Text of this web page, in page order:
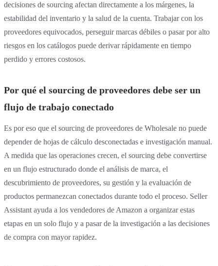
decisiones de sourcing afectan directamente a los márgenes, la
estabilidad del inventario y la salud de la cuenta. Trabajar con los
proveedores equivocados, perseguir marcas débiles o pasar por alto
riesgos en los catálogos puede derivar rápidamente en tiempo
perdido y errores costosos.
Por qué el sourcing de proveedores debe ser un
flujo de trabajo conectado
Es por eso que el sourcing de proveedores de Wholesale no puede
depender de hojas de cálculo desconectadas e investigación manual.
A medida que las operaciones crecen, el sourcing debe convertirse
en un flujo estructurado donde el análisis de marca, el
descubrimiento de proveedores, su gestión y la evaluación de
productos permanezcan conectados durante todo el proceso. Seller
Assistant ayuda a los vendedores de Amazon a organizar estas
etapas en un solo flujo y a pasar de la investigación a las decisiones
de compra con mayor rapidez.